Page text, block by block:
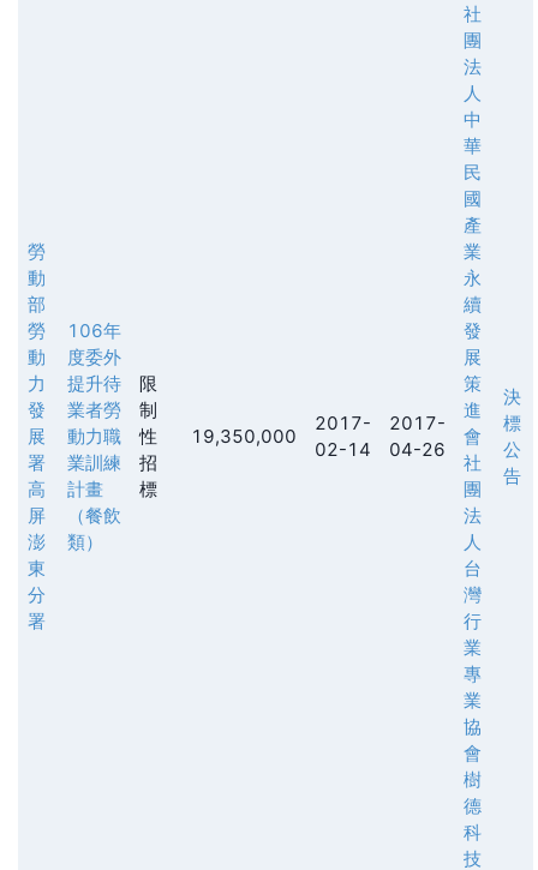
勞
動
部
勞
動
力
發
展
署
高
屏
澎
東
分
署
106年
度委外
提升待
業者勞
動力職
業訓練
計畫
（餐飲
類）
限
制
性
招
標
19,350,000
2017-
02-14
2017-
04-26
社
團
法
人
中
華
民
國
產
業
永
續
發
展
策
進
會
社
團
法
人
台
灣
行
業
專
業
協
會
樹
德
科
技
決
標
公
告